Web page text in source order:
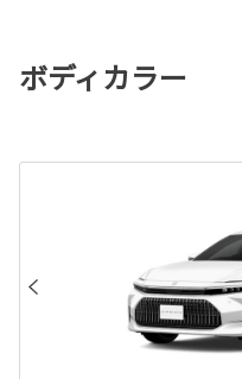
ボディカラー